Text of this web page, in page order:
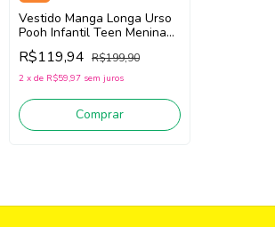
Vestido Manga Longa Urso
Pooh Infantil Teen Menina
Bimbi FA422 (Rosa)
R$119,94 R$199,90
2 x de R$59,97 sem juros
Comprar